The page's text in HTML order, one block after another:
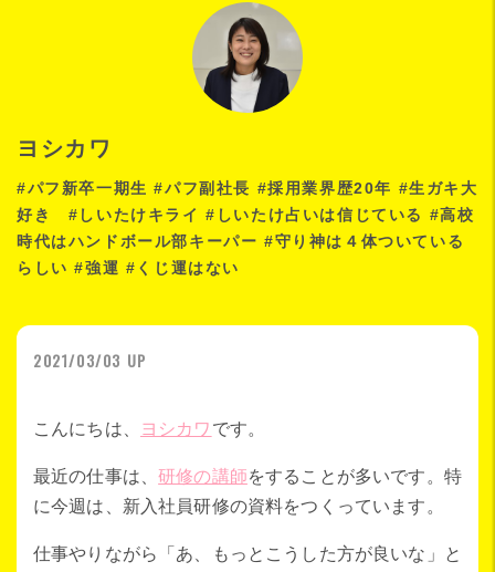
ヨシカワ
#パフ新卒一期生 #パフ副社長 #採用業界歴20年 #生ガキ大
好き #しいたけキライ #しいたけ占いは信じている #高校
時代はハンドボール部キーパー #守り神は４体ついている
らしい #強運 #くじ運はない
2021/03/03 UP
こんにちは、 ヨシカワ です。
最近の仕事は、研修の講師をすることが多いです。特
に今週は、新入社員研修の資料をつくっています。
仕事やりながら「あ、もっとこうした方が良いな」と